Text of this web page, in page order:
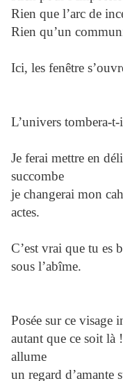
Rien que l’arc de
Rien qu’un
Ici, les fenêtre
L’univers tombera-
Je ferai mettre en
succombe
je changerai mon
actes.
C’est vrai que tu es
sous l’abîme.
Posée sur ce visage
autant que ce soit là
allume
un regard d’amante